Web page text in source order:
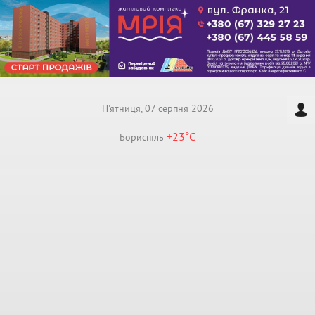
П'ятниця, 07 серпня 2026
Бориспiль +23°C